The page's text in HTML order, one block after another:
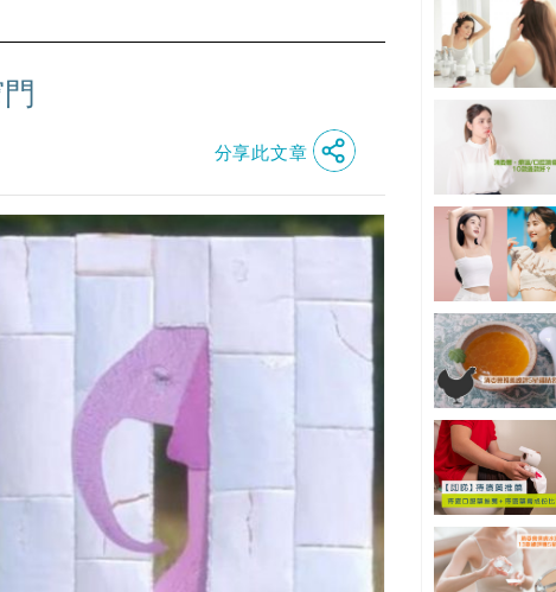
分享此文章